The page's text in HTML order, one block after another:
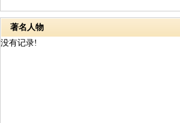
著名人物
没有记录!